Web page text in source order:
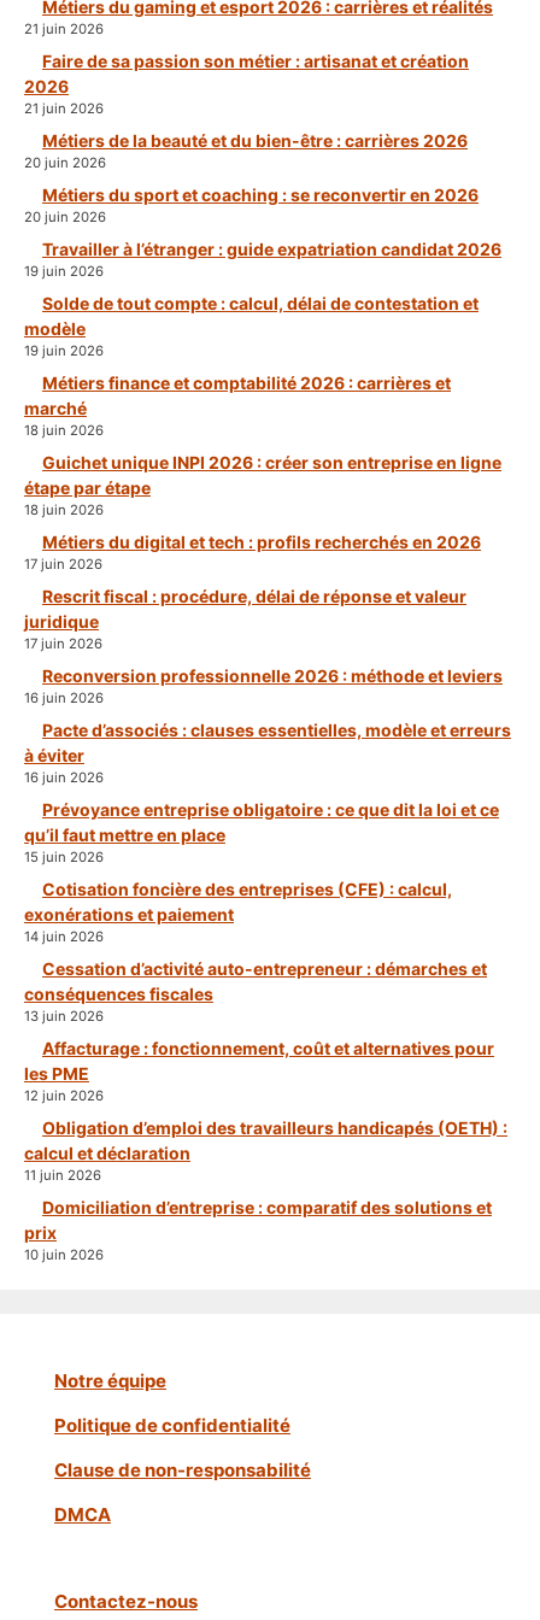
Métiers du gaming et esport 2026 : carrières et réalités
21 juin 2026
Faire de sa passion son métier : artisanat et création
2026
21 juin 2026
Métiers de la beauté et du bien-être : carrières 2026
20 juin 2026
Métiers du sport et coaching : se reconvertir en 2026
20 juin 2026
Travailler à l’étranger : guide expatriation candidat 2026
19 juin 2026
Solde de tout compte : calcul, délai de contestation et
modèle
19 juin 2026
Métiers finance et comptabilité 2026 : carrières et
marché
18 juin 2026
Guichet unique INPI 2026 : créer son entreprise en ligne
étape par étape
18 juin 2026
Métiers du digital et tech : profils recherchés en 2026
17 juin 2026
Rescrit fiscal : procédure, délai de réponse et valeur
juridique
17 juin 2026
Reconversion professionnelle 2026 : méthode et leviers
16 juin 2026
Pacte d’associés : clauses essentielles, modèle et erreurs
à éviter
16 juin 2026
Prévoyance entreprise obligatoire : ce que dit la loi et ce
qu’il faut mettre en place
15 juin 2026
Cotisation foncière des entreprises (CFE) : calcul,
exonérations et paiement
14 juin 2026
Cessation d’activité auto-entrepreneur : démarches et
conséquences fiscales
13 juin 2026
Affacturage : fonctionnement, coût et alternatives pour
les PME
12 juin 2026
Obligation d’emploi des travailleurs handicapés (OETH) :
calcul et déclaration
11 juin 2026
Domiciliation d’entreprise : comparatif des solutions et
prix
10 juin 2026
Notre équipe
Politique de confidentialité
Clause de non-responsabilité
DMCA
Contactez-nous